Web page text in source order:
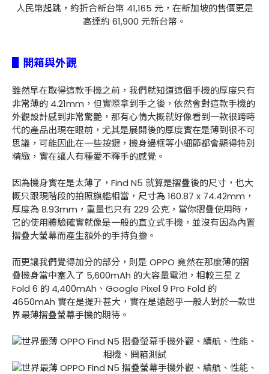
人民幣起跳，約折合新台幣 41,165 元，在新加坡的售價更是
高達約 61,900 元新台幣。
▋開箱與外觀
雖然早在取得這款手機之前，我們就知道這個手機的厚度只有
非常薄的 4.21mm，但實際拿到手之後，依然會對這款手機的
外觀設計感到非常驚艷，那有心情大概就好像看到一款很跨時
代的產品出現在眼前，尤其是展開後的厚度實在是薄到很不可
思議，可能因此在一些按鍵，機身邊框等小細節都會顯得特別
精緻，實在讓人有種愛不釋手的感覺。
因為機身實在是太薄了，Find N5 就算是摺疊後的尺寸，也大
概只跟現階段的拍照旗艦相當，尺寸為 160.87 x 74.42mm，
厚度為 8.93mm，重量也只有 229 公克，當你摺疊使用時，
它的使用體驗確實就像是一般的直立式手機，並沒有因為內置
摺疊大螢幕而產生額外的手持負擔。
而更讓我們覺得加分的部分，則是 OPPO 竟然在那麼薄的摺
疊機身當中塞入了 5,600mAh 的大容量電池，相較三星 Z
Fold 6 的 4,400mAh、Google Pixel 9 Pro Fold 的
4650mAh 實在是提升甚大，實在是遠超乎一般人對於一款世
界最薄摺疊螢幕手機的期待。